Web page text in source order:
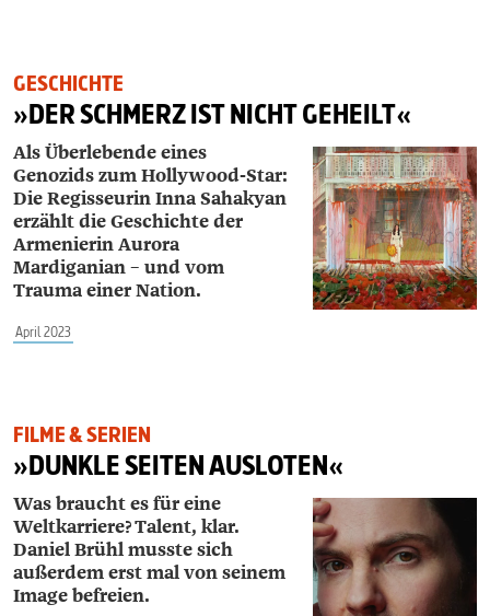
GESCHICHTE
»DER SCHMERZ IST NICHT GEHEILT«
Als Überlebende eines
Genozids zum Hollywood-Star:
Die Regisseurin Inna Sahakyan
erzählt die Geschichte der
Armenierin Aurora
Mardiganian – und vom
Trauma einer Nation.
April 2023
FILME & SERIEN
»DUNKLE SEITEN AUSLOTEN«
Was braucht es für eine
Weltkarriere? Talent, klar.
Daniel Brühl musste sich
außerdem erst mal von seinem
Image befreien.